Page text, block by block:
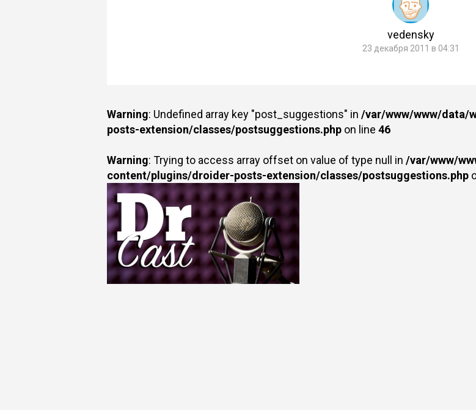
vedensky
23 декабря 2011 в 04:31
Warning: Undefined array key "post_suggestions" in /var/www/www/data/
posts-extension/classes/postsuggestions.phpon line 46
Warning: Trying to access array offset on value of type null in /var/www/
content/plugins/droider-posts-extension/classes/postsuggestions.php